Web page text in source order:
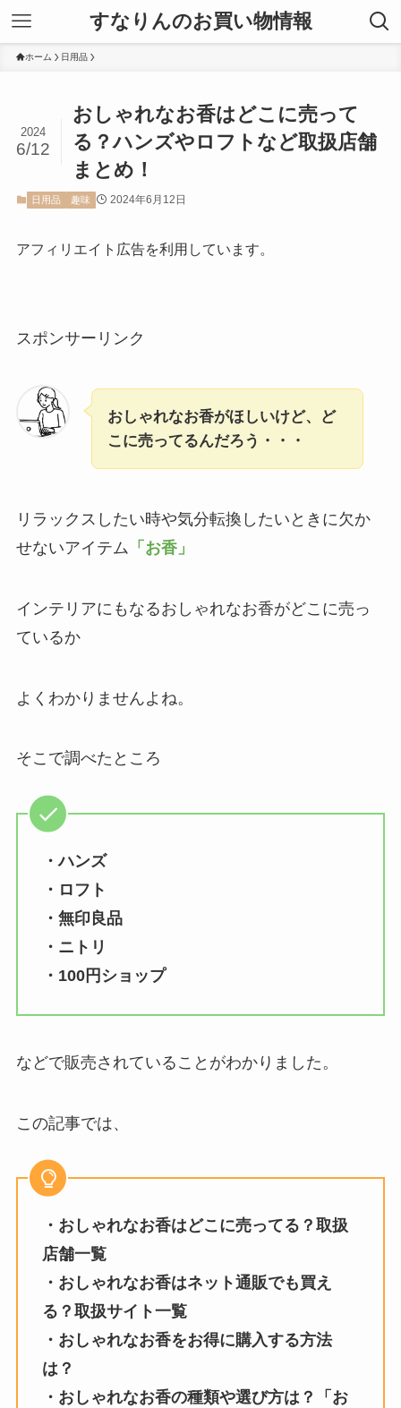
すなりんのお買い物情報
ホーム 日用品
おしゃれなお香はどこに売って
る？ハンズやロフトなど取扱店舗
まとめ！
2024
6/12
日用品 趣味 2024年6月12日
アフィリエイト広告を利用しています。
スポンサーリンク
おしゃれなお香がほしいけど、ど
こに売ってるんだろう・・・
リラックスしたい時や気分転換したいときに欠か
せないアイテム 「お香」
インテリアにもなるおしゃれなお香がどこに売っ
ているか
よくわかりませんよね。
そこで調べたところ
・ハンズ
・ロフト
・無印良品
・ニトリ
・100円ショップ
などで販売されていることがわかりました。
この記事では、
・おしゃれなお香はどこに売ってる？取扱
店舗一覧
・ おしゃれなお香はネット通販でも買え
る？取扱サイト一覧
・ おしゃれなお香をお得に購入する方法
は？
・ おしゃれなお香の種類や選び方は？「お